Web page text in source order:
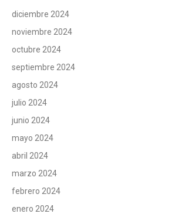
diciembre 2024
noviembre 2024
octubre 2024
septiembre 2024
agosto 2024
julio 2024
junio 2024
mayo 2024
abril 2024
marzo 2024
febrero 2024
enero 2024